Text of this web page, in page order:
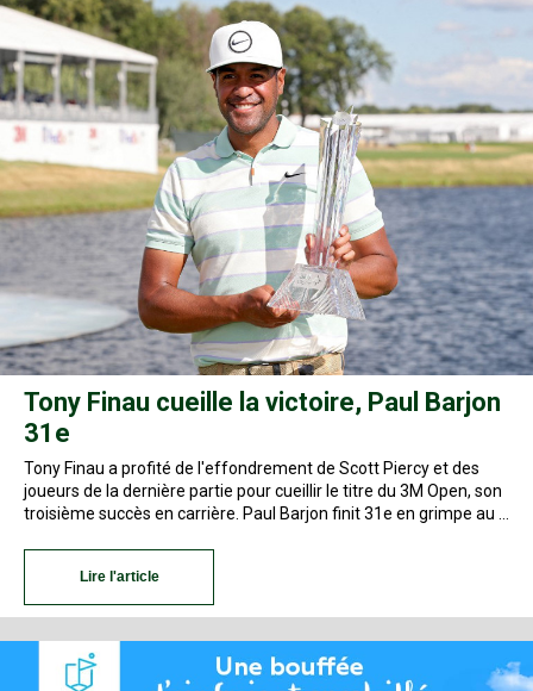
Tony Finau cueille la victoire, Paul Barjon
31e
Tony Finau a profité de l'effondrement de Scott Piercy et des
joueurs de la dernière partie pour cueillir le titre du 3M Open, son
troisième succès en carrière. Paul Barjon finit 31e en grimpe au …
Lire l'article